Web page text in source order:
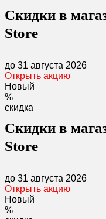
Скидки в
Store
до 31 августа 2026
Открыть акцию
Новый
%
скидка
Скидки в
Store
до 31 августа 2026
Открыть акцию
Новый
%